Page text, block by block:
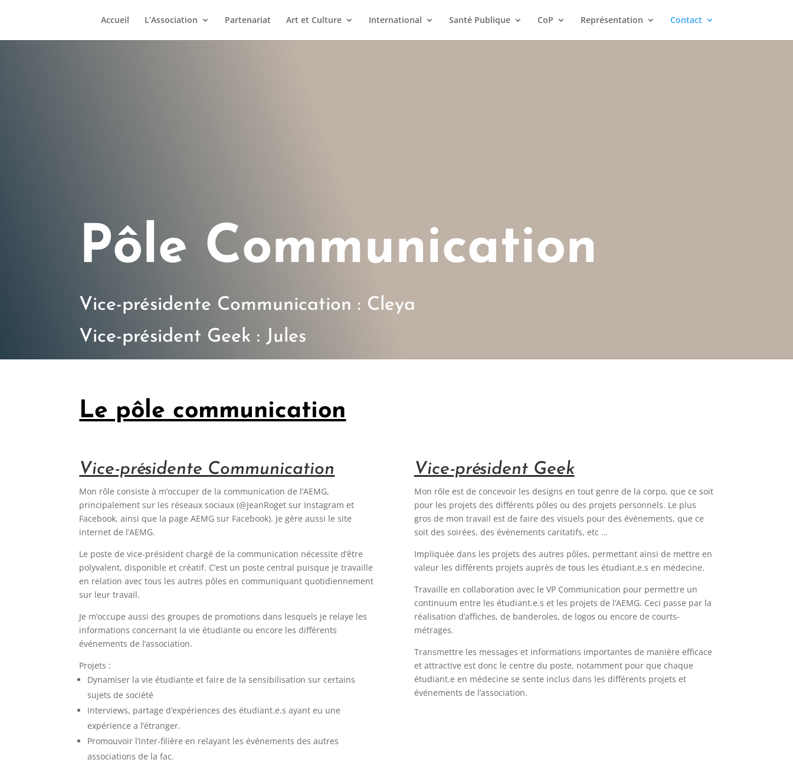
Accueil L’Association Partenariat Art et Culture International Santé Publique CoP Représentation Contact
Pôle Communication
Vice-présidente Communication : Cleya
Vice-président Geek : Jules
Le pôle communication
Vice-présidente Communication
Mon rôle consiste à m’occuper de la communication de l’AEMG,
principalement sur les réseaux sociaux (@JeanRoget sur Instagram et
Facebook, ainsi que la page AEMG sur Facebook). Je gère aussi le site
internet de l’AEMG.
Le poste de vice-président chargé de la communication nécessite d’être
polyvalent, disponible et créatif. C’est un poste central puisque je travaille
en relation avec tous les autres pôles en communiquant quotidiennement
sur leur travail.
Je m’occupe aussi des groupes de promotions dans lesquels je relaye les
informations concernant la vie étudiante ou encore les différents
événements de l’association.
Projets :
Dynamiser la vie étudiante et faire de la sensibilisation sur certains
sujets de société
Interviews, partage d’expériences des étudiant.e.s ayant eu une
expérience a l’étranger.
Promouvoir l’inter-filière en relayant les événements des autres
associations de la fac.
Vice-président Geek
Mon rôle est de concevoir les designs en tout genre de la corpo, que ce soit
pour les projets des différents pôles ou des projets personnels. Le plus
gros de mon travail est de faire des visuels pour des évènements, que ce
soit des soirées, des évènements caritatifs, etc …
Impliquée dans les projets des autres pôles, permettant ainsi de mettre en
valeur les différents projets auprès de tous les étudiant.e.s en médecine.
Travaille en collaboration avec le VP Communication pour permettre un
continuum entre les étudiant.e.s et les projets de l’AEMG. Ceci passe par la
réalisation d’affiches, de banderoles, de logos ou encore de courts-
métrages.
Transmettre les messages et informations importantes de manière efficace
et attractive est donc le centre du poste, notamment pour que chaque
étudiant.e en médecine se sente inclus dans les différents projets et
événements de l’association.